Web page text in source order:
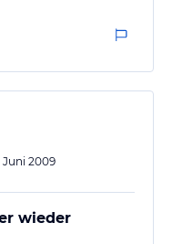
statt nur jeden 2.
gut; war die
dieses Jahr im
Juni 2009
wieder